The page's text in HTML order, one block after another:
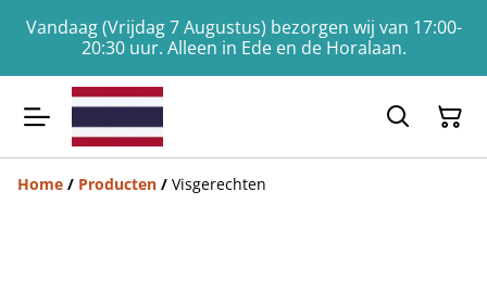
Vandaag (Vrijdag 7 Augustus) bezorgen wij van 17:00-
20:30 uur. Alleen in Ede en de Horalaan.
Home / Producten / Visgerechten